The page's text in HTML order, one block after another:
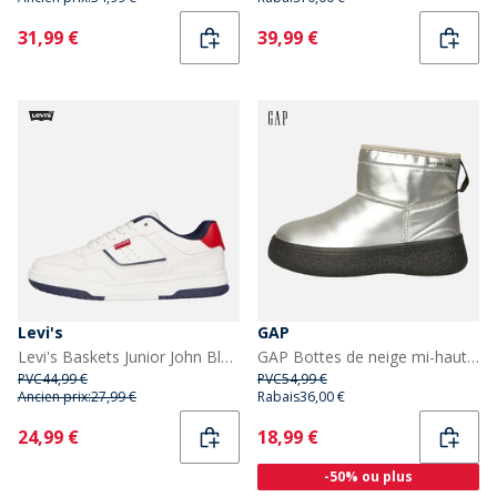
Current
31,99 € Current
39,99 €
Levi's
Levi's Baskets Junior John Blanc cassé/Marine 3130 Off White Navy 3130
PVC44,99 €
Ancien prix:27,99 €
Current
24,99 €
GAP
GAP Bottes de neige mi-hautes Alaska argentées filles
PVC54,99 €
Rabais36,00 €
Current
18,99 €
-50% ou plus